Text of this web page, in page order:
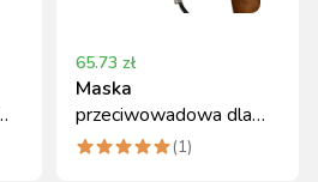
65.73 zł
Maska
przeciwowadowa dla
konia z filtrem UV, roz.
(1)